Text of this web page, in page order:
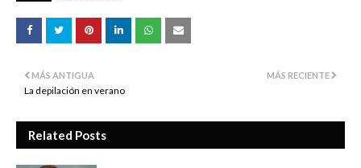
MÁS RECIENTE
MÁS ANTIGUA
La depilación en verano
Related Posts